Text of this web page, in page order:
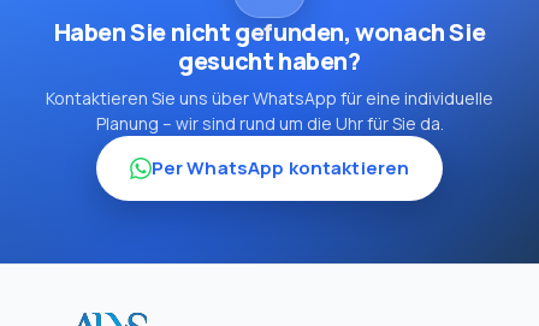
Haben Sie nicht gefunden, wonach Sie
gesucht haben?
Kontaktieren Sie uns über WhatsApp für eine individuelle
Planung – wir sind rund um die Uhr für Sie da.
Per WhatsApp kontaktieren